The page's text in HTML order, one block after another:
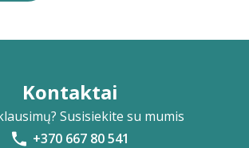
Kontaktai
Susisiekite su mumis
+370 667 80 541